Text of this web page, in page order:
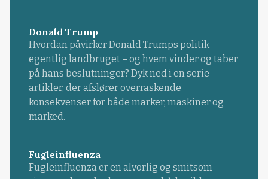
Donald Trump
Hvordan påvirker Donald Trumps politik
egentlig landbruget – og hvem vinder og taber
på hans beslutninger? Dyk ned i en serie
artikler, der afslører overraskende
konsekvenser for både marker, maskiner og
marked.
Fugleinfluenza
Fugleinfluenza er en alvorlig og smitsom